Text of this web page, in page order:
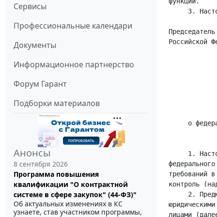
Сервисы
Профессиональные календари
Документы
Информационное партнерство
Форум Гарант
Подборки материалов
Анонсы
8 сентября 2026
Программа повышения
квалификации "О контрактной
системе в сфере закупок" (44-ФЗ)"
Об актуальных изменениях в КС
узнаете, став участником программы,